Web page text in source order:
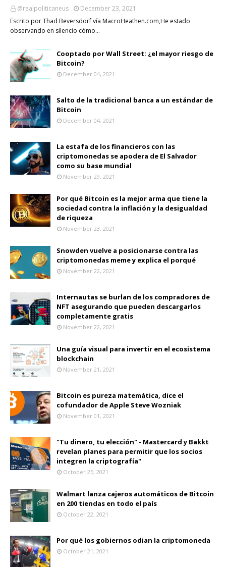
@realpoliticaneus
December 23, 2021
Escrito por Thad Beversdorf vía MacroHeathen.com,He estado
observando en silencio cómo…
Cooptado por Wall Street: ¿el mayor riesgo de
Bitcoin?
December 04, 2021
Salto de la tradicional banca a un estándar de
Bitcoin
December 04, 2021
La estafa de los financieros con las
criptomonedas se apodera de El Salvador
como su base mundial
November 29, 2021
Por qué Bitcoin es la mejor arma que tiene la
sociedad contra la inflación y la desigualdad
de riqueza
November 23, 2021
Snowden vuelve a posicionarse contra las
criptomonedas meme y explica el porqué
November 22, 2021
Internautas se burlan de los compradores de
NFT asegurando que pueden descargarlos
completamente gratis
November 22, 2021
Una guía visual para invertir en el ecosistema
blockchain
November 21, 2021
Bitcoin es pureza matemática, dice el
cofundador de Apple Steve Wozniak
November 01, 2021
"Tu dinero, tu elección" - Mastercard y Bakkt
revelan planes para permitir que los socios
integren la criptografía"
October 25, 2021
Walmart lanza cajeros automáticos de Bitcoin
en 200 tiendas en todo el país
October 22, 2021
Por qué los gobiernos odian la criptomoneda
October 21, 2021